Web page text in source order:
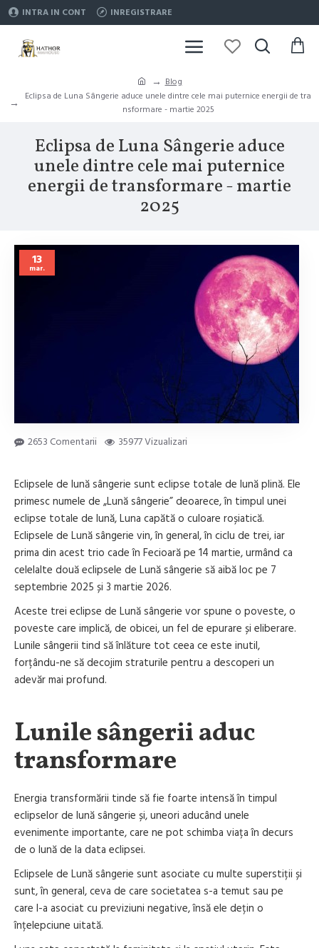
INTRA IN CONT INREGISTRARE
Blog
Eclipsa de Luna Sângerie aduce unele dintre cele mai puternice energii de tra
nsformare - martie 2025
Eclipsa de Luna Sângerie aduce
unele dintre cele mai puternice
energii de transformare - martie
2025
13
mar.
2653 Comentarii 35977 Vizualizari
Eclipsele de lună sângerie sunt eclipse totale de lună plină. Ele
primesc numele de „Lună sângerie” deoarece, în timpul unei
eclipse totale de lună, Luna capătă o culoare roșiatică.
Eclipsele de Lună sângerie vin, în general, în ciclu de trei, iar
prima din acest trio cade în Fecioară pe 14 martie, urmând ca
celelalte două eclipsele de Lună sângerie să aibă loc pe 7
septembrie 2025 și 3 martie 2026.
Aceste trei eclipse de Lună sângerie vor spune o poveste, o
poveste care implică, de obicei, un fel de epurare și eliberare.
Lunile sângerii tind să înlăture tot ceea ce este inutil,
forțându-ne să decojim straturile pentru a descoperi un
adevăr mai profund.
Lunile sângerii aduc
transformare
Energia transformării tinde să fie foarte intensă în timpul
eclipselor de lună sângerie și, uneori aducând unele
evenimente importante, care ne pot schimba viața în decurs
de o lună de la data eclipsei.
Eclipsele de Lună sângerie sunt asociate cu multe superstiții și
sunt, în general, ceva de care societatea s-a temut sau pe
care l-a asociat cu previziuni negative, însă ele dețin o
înțelepciune uitată.